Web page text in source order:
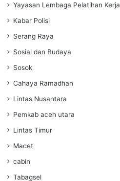
Yayasan Lembaga Pelatihan Kerja
Kabar Polisi
Serang Raya
Sosial dan Budaya
Sosok
Cahaya Ramadhan
Lintas Nusantara
Pemkab aceh utara
Lintas Timur
Macet
cabin
Tabagsel